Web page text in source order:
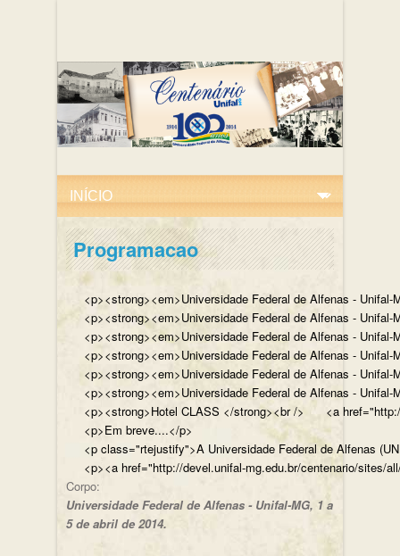
Programacao
<p><strong><em>Universidade Federal de Alfenas -
<p><strong><em>Universidade Federal de Alfenas -
<p><strong><em>Universidade Federal de Alfenas -
<p><strong><em>Universidade Federal de Alfenas -
<p><strong><em>Universidade Federal de Alfenas -
<p><strong><em>Universidade Federal de Alfenas -
<p><strong>Hotel CLASS </strong><br /> <a
<p>Em breve....</p>
<p class="rtejustify">A Universidade Federal de Alfenas
<p><a href="http://devel.unifal-mg.edu.br/centenario/sites/
Corpo:
Universidade Federal de Alfenas - Unifal-MG, 1 a
5 de abril de 2014.